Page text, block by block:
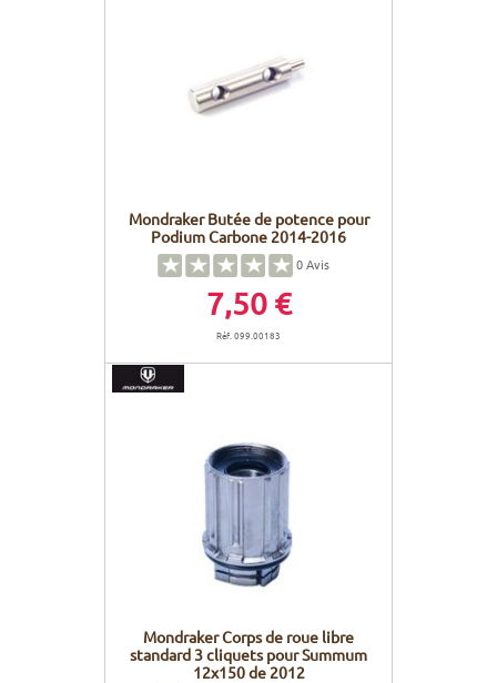
Mondraker Butée de potence pour
Podium Carbone 2014-2016
0Avis
7,50 €
Réf. 099.00183
Mondraker Corps de roue libre
standard 3 cliquets pour Summum
12x150 de 2012